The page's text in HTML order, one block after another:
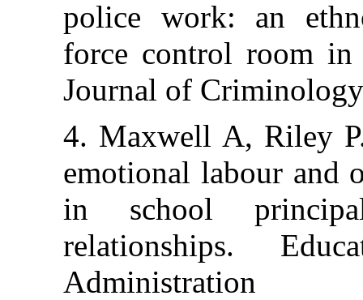
police work:
force control
Journal of
4. Maxwell A,
emotional
in school